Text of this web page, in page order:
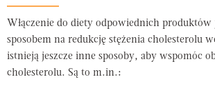
Włączenie do diety odpowiednich
sposobem na redukcję stężenia cholesterolu
istnieją jeszcze inne sposoby, aby wspomóc
cholesterolu. Są to m.in.: